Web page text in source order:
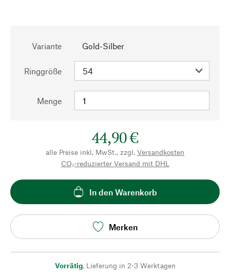
Variante Gold-Silber
Ringgröße
Menge
44,90 €
alle Preise inkl. MwSt., zzgl. Versandkosten
CO₂-reduzierter Versand mit DHL
In den Warenkorb
Merken
Vorrätig, Lieferung in 2-3 Werktagen